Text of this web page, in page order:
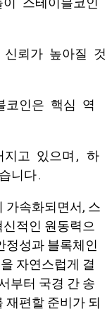
뢰가 높아질 것
코인은 핵심 역
지고 있으며, 하
니다.
가속화되면서, 스
적인 원동력으
정성과 블록체인
자연스럽게 결
부터 국경 간 송
재편할 준비가 되